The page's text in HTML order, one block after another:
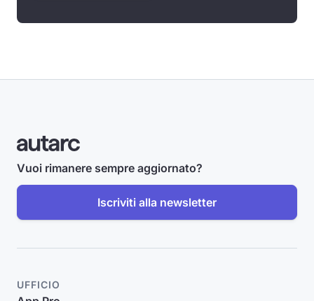
Vuoi rimanere sempre aggiornato?
Iscriviti alla newsletter
UFFICIO